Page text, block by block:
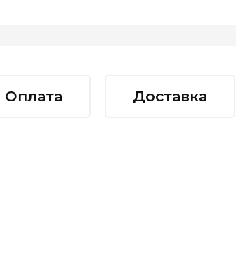
Оплата Доставка